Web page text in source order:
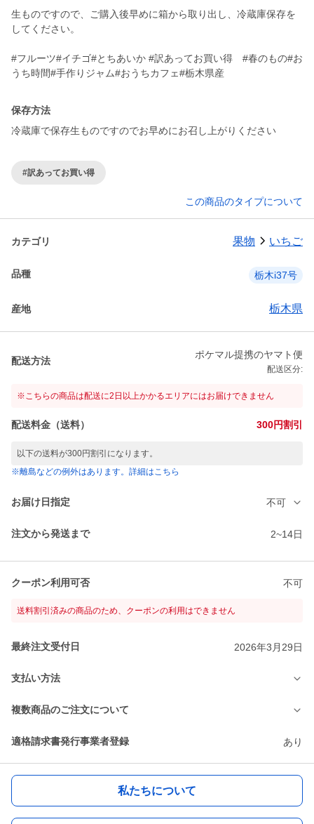
生ものですので、ご購入後早めに箱から取り出し、冷蔵庫保存を
してください。
#フルーツ#イチゴ#とちあいか #訳あってお買い得 #春のもの#お
うち時間#手作りジャム#おうちカフェ#栃木県産
保存方法
冷蔵庫で保存生ものですのでお早めにお召し上がりください
#訳あってお買い得
この商品のタイプについて
カテゴリ 果物 いちご
品種 栃木i37号
産地 栃木県
配送方法
ポケマル提携のヤマト便
配送区分:
※こちらの商品は配送に2日以上かかるエリアにはお届けできません
配送料金（送料） 300円割引
以下の送料が300円割引になります。
※離島などの例外はあります。詳細はこちら
お届け日指定 不可
注文から発送まで 2~14日
クーポン利用可否 不可
送料割引済みの商品のため、クーポンの利用はできません
最終注文受付日 2026年3月29日
支払い方法
複数商品のご注文について
適格請求書発行事業者登録 あり
私たちについて